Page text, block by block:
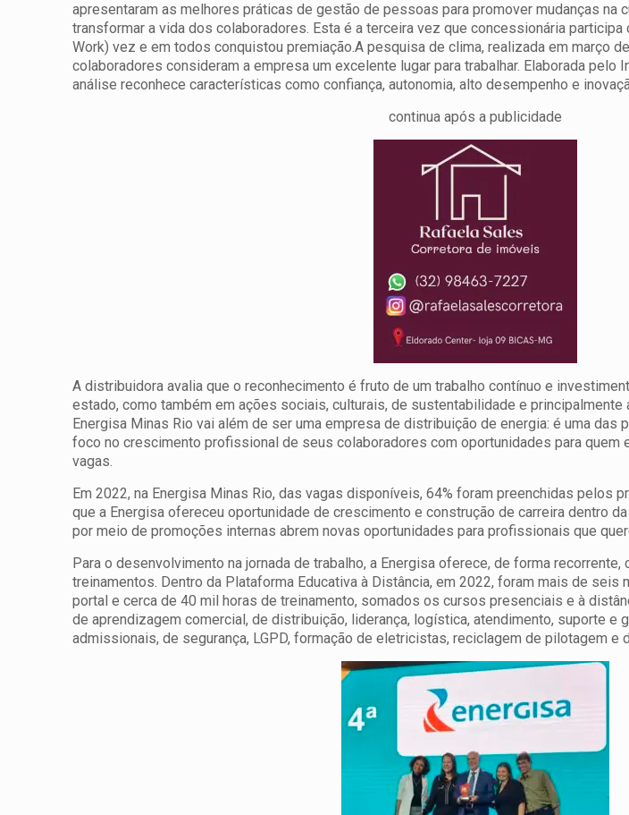
apresentaram as melhores práticas de gestão de pessoas para promover mudanças na
transformar a vida dos colaboradores. Esta é a terceira vez que concessionária participa
Work) vez e em todos conquistou premiação.A pesquisa de clima, realizada em março
colaboradores consideram a empresa um excelente lugar para trabalhar. Elaborada pelo
análise reconhece características como confiança, autonomia, alto desempenho e
continua após a publicidade
A distribuidora avalia que o reconhecimento é fruto de um trabalho contínuo e
estado, como também em ações sociais, culturais, de sustentabilidade e
Energisa Minas Rio vai além de ser uma empresa de distribuição de energia: é uma das
foco no crescimento profissional de seus colaboradores com oportunidades para quem
vagas.
Em 2022, na Energisa Minas Rio, das vagas disponíveis, 64% foram preenchidas pelos
que a Energisa ofereceu oportunidade de crescimento e construção de carreira dentro
por meio de promoções internas abrem novas oportunidades para profissionais que
Para o desenvolvimento na jornada de trabalho, a Energisa oferece, de forma
treinamentos. Dentro da Plataforma Educativa à Distância, em 2022, foram mais de
portal e cerca de 40 mil horas de treinamento, somados os cursos presenciais e à
de aprendizagem comercial, de distribuição, liderança, logística, atendimento, suporte e
admissionais, de segurança, LGPD, formação de eletricistas, reciclagem de pilotagem e